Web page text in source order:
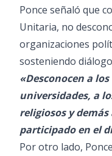
Ponce señaló que
Unitaria, no
organizaciones
sosteniendo
«Desconocen a
universidades, a
religiosos y
participado en el
Por otro lado,